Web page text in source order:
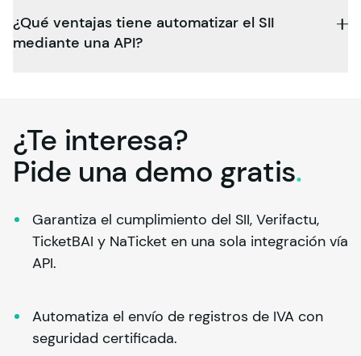
¿Qué ventajas tiene automatizar el SII
mediante una API?
¿Te interesa?
Pide una demo gratis.
Garantiza el cumplimiento del SII, Verifactu,
TicketBAI y NaTicket en una sola integración vía
API.
Automatiza el envío de registros de IVA con
seguridad certificada.